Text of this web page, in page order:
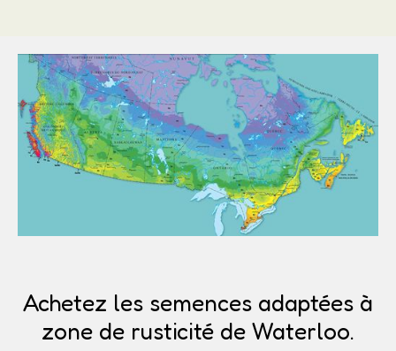
Achetez les semences adaptées à
zone de rusticité de Waterloo.